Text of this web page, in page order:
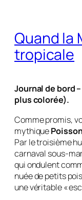
Quand la
tropicale
Journal de bord
plus colorée).
Comme promis,
mythique
Par le troisième
carnaval sous-
qui ondulent
nuée de petits
une véritable «